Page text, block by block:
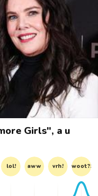
Girls", a u
lol! aww vrh! woot?!